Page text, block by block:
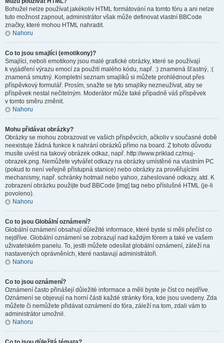
Bohužel nelze používat jakékoliv HTML formátování na tomto fóru a ani nelze
tuto možnost zapnout, administrátor však může definovat vlastní BBCode
značky, které mohou HTML nahradit.
Nahoru
Co to jsou smajlíci (emotikony)?
Smajlíci, neboli emotikony jsou malé grafické obrázky, které se používají
k vyjádření výrazu emocí za použití malého kódu, např. :) znamená šťastný, :(
znamená smutný. Kompletní seznam smajlíků si můžete prohlédnout přes
příspěvkový formulář. Prosím, snažte se tyto smajlíky nezneužívat, aby se
příspěvek nestal nečitelným. Moderátor může také případně váš příspěvek
v tomto směru změnit.
Nahoru
Mohu přidávat obrázky?
Obrázky se mohou zobrazovat ve vašich příspěvcích, ačkoliv v současné době
neexistuje žádná funkce k nahrání obrázků přímo na board. Z tohoto důvodu
musíte uvést na takový obrázek odkaz, např. http://www.priklad.cz/muj-
obrazek.png. Nemůžete vytvářet odkazy na obrázky umístěné na vlastním PC
(pokud to není veřejně přístupná stanice) nebo obrázky za prověřujícími
mechanismy, např. schránky hotmail nebo yahoo, zaheslované odkazy, atd. K
zobrazení obrázku použijte buď BBCode [img] tag nebo příslušné HTML (je-li
povoleno).
Nahoru
Co to jsou Globální oznámení?
Globální oznámení obsahují důležité informace, které byste si měli přečíst co
nejdříve. Globální oznámení se zobrazují nad každým fórem a také ve vašem
uživatelském panelu. To, jestli můžete odesílat globální oznámení, záleží na
nastavených oprávněních, které nastavují administrátoři.
Nahoru
Co to jsou oznámení?
Oznámení často přinášejí důležité informace a měli byste je číst co nejdříve.
Oznámení se objevují na horní části každé stránky fóra, kde jsou uvedeny. Zda
můžete či nemůžete přidávat oznámení do fóra, záleží na tom, zdali vám to
administrátor umožnil.
Nahoru